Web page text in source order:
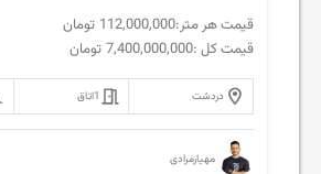
قیمت هر متر:112,000,000 تومان
قیمت کل :7,400,000,000 تومان
دردشت 1اتاق
مهیارمرادی